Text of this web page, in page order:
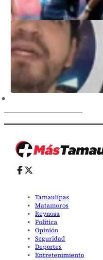
Tamaulipas
Matamoros
Reynosa
Política
Opinión
Seguridad
Deportes
Entretenimiento